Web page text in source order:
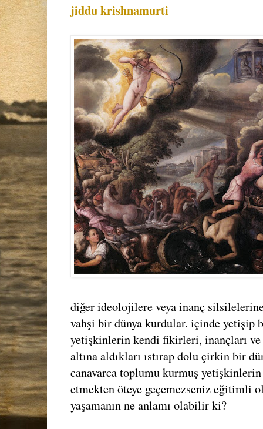
jiddu krishnamurti
diğer ideolojilere veya inanç silsilelerine
vahşi bir dünya kurdular. içinde yetişip
yetişkinlerin kendi fikirleri, inançları
altına aldıkları ıstırap dolu çirkin bir
canavarca toplumu kurmuş
etmekten öteye geçemezseniz eğitimli
yaşamanın ne anlamı olabilir ki?